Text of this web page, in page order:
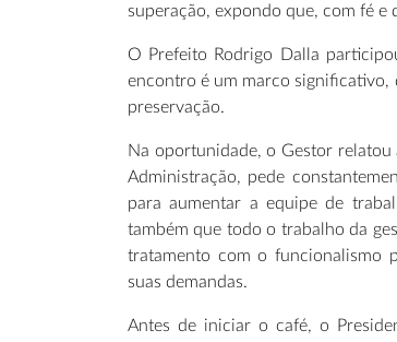
superação, expondo que, com fé
O Prefeito Rodrigo Dalla
encontro é um marco significativo,
preservação.
Na oportunidade, o Gestor relatou
Administração, pede
para aumentar a equipe de
também que todo o trabalho da
tratamento com o funcionalismo
suas demandas.
Antes de iniciar o café, o